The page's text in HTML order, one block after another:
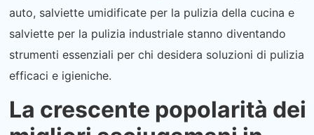
auto, salviette umidificate per la pulizia della cucina e
salviette per la pulizia industriale stanno diventando
strumenti essenziali per chi desidera soluzioni di pulizia
efficaci e igieniche.
La crescente popolarità dei